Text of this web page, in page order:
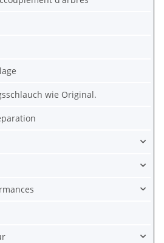
wie Original.